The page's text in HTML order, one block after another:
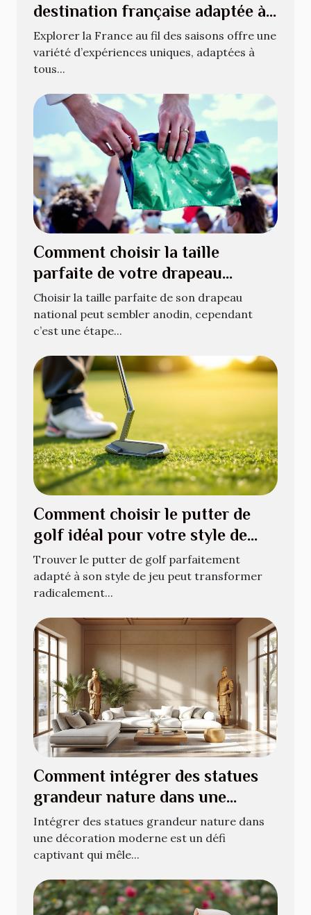
destination française adaptée à
chaque saison ?
Explorer la France au fil des saisons offre une
variété d’expériences uniques, adaptées à
tous...
Comment choisir la taille
parfaite de votre drapeau
national ?
Choisir la taille parfaite de son drapeau
national peut sembler anodin, cependant
c’est une étape...
Comment choisir le putter de
golf idéal pour votre style de
jeu ?
Trouver le putter de golf parfaitement
adapté à son style de jeu peut transformer
radicalement...
Comment intégrer des statues
grandeur nature dans une
décoration moderne ?
Intégrer des statues grandeur nature dans
une décoration moderne est un défi
captivant qui mêle...